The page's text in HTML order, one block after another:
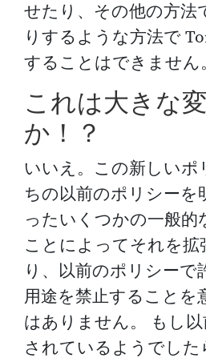
せたり、その他の方法
りするような方法で
することはできません。
これは大きな
か！？
いいえ。この新しいポ
ちの以前のポリシーを
ったいくつかの一般的
ことによってそれを拡
り、以前のポリシーで
用途を禁止することを
はありません。 もし
されているようでした